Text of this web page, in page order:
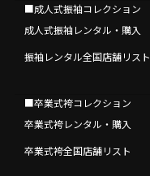
■成人式振袖コレクション
成人式振袖レンタル・購入
振袖レンタル全国店舗リスト
■卒業式袴コレクション
卒業式袴レンタル・購入
卒業式袴全国店舗リスト